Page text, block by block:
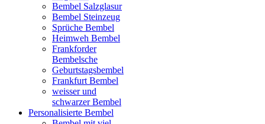
Bembel Salzglasur
Bembel Steinzeug
Sprüche Bembel
Heimweh Bembel
Frankforder
Bembelsche
Geburtstagsbembel
Frankfurt Bembel
weisser und
schwarzer Bembel
Personalisierte Bembel